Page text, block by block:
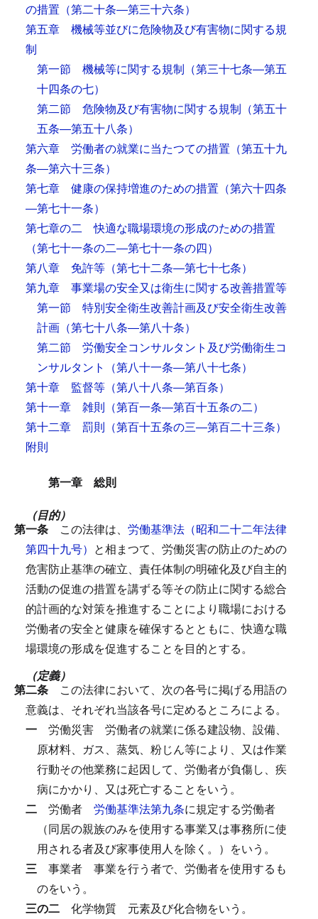
の措置 （第二十条―第三十六条）
第五章 機械等並びに危険物及び有害物に関する規
制
第一節 機械等に関する規制 （第三十七条―第五
十四条の七）
第二節 危険物及び有害物に関する規制 （第五十
五条―第五十八条）
第六章 労働者の就業に当たつての措置 （第五十九
条―第六十三条）
第七章 健康の保持増進のための措置 （第六十四条
―第七十一条）
第七章の二 快適な職場環境の形成のための措置
（第七十一条の二―第七十一条の四）
第八章 免許等 （第七十二条―第七十七条）
第九章 事業場の安全又は衛生に関する改善措置等
第一節 特別安全衛生改善計画及び安全衛生改善
計画 （第七十八条―第八十条）
第二節 労働安全コンサルタント及び労働衛生コ
ンサルタント
（第八十一条―第八十七条）
第十章 監督等 （第八十八条―第百条）
第十一章 雑則 （第百一条―第百十五条の二）
第十二章 罰則 （第百十五条の三―第百二十三条）
附則
第一章 総則
（目的）
第一条 この法律は、 労働基準法（昭和二十二年法律
第四十九号） と相まつて、労働災害の防止のための
危害防止基準の確立、責任体制の明確化及び自主的
活動の促進の措置を講ずる等その防止に関する総合
的計画的な対策を推進することにより職場における
労働者の安全と健康を確保するとともに、快適な職
場環境の形成を促進することを目的とする。
（定義）
第二条 この法律において、次の各号に掲げる用語の
意義は、それぞれ当該各号に定めるところによる。
一 労働災害
労働者の就業に係る建設物、設備、
原材料、ガス、蒸気、粉じん等により、又は作業
行動その他業務に起因して、労働者が負傷し、疾
病にかかり、又は死亡することをいう。
二 労働者 労働基準法第九条に規定する労働者
（同居の親族のみを使用する事業又は事務所に使
用される者及び家事使用人を除く。）をいう。
三 事業者
事業を行う者で、労働者を使用するも
のをいう。
三の二 化学物質
元素及び化合物をいう。